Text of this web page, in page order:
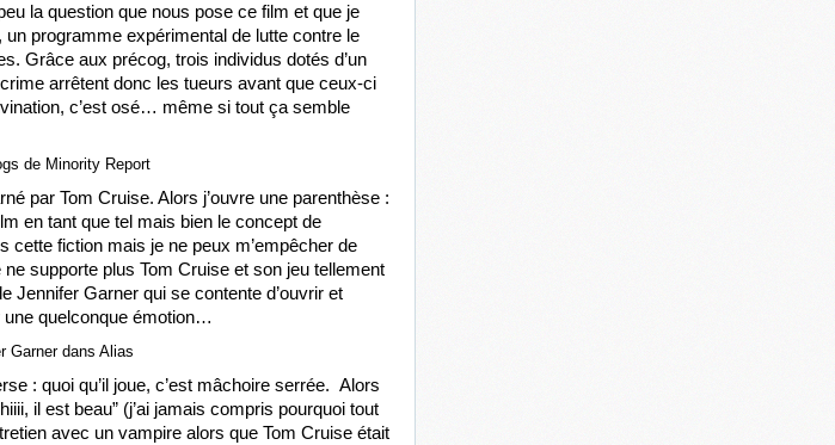
la question que nous pose ce film et que je
programme expérimental de lutte contre le
Grâce aux précog, trois individus dotés d’un
arrêtent donc les tueurs avant que ceux-ci
c’est osé… même si tout ça semble
par Tom Cruise. Alors j’ouvre une parenthèse :
en tant que tel mais bien le concept de
cette fiction mais je ne peux m’empêcher de
supporte plus Tom Cruise et son jeu tellement
Jennifer Garner qui se contente d’ouvrir et
une quelconque émotion…
: quoi qu’il joue, c’est mâchoire serrée.  Alors
il est beau” (j’ai jamais compris pourquoi tout
avec un vampire alors que Tom Cruise était